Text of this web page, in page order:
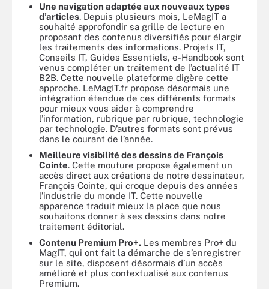
Une navigation adaptée aux nouveaux types
d’articles. Depuis plusieurs mois, LeMagIT a
souhaité approfondir sa grille de lecture en
proposant des contenus diversifiés pour élargir
les traitements des informations. Projets IT,
Conseils IT, Guides Essentiels, e-Handbook sont
venus compléter un traitement de l’actualité IT
B2B. Cette nouvelle plateforme digère cette
approche. LeMagIT.fr propose désormais une
intégration étendue de ces différents formats
pour mieux vous aider à comprendre
l’information, rubrique par rubrique, technologie
par technologie. D’autres formats sont prévus
dans le courant de l’année.
Meilleure visibilité des dessins de François
Cointe. Cette mouture propose également un
accès direct aux créations de notre dessinateur,
François Cointe, qui croque depuis des années
l’industrie du monde IT. Cette nouvelle
apparence traduit mieux la place que nous
souhaitons donner à ses dessins dans notre
traitement éditorial.
Contenu Premium Pro+. Les membres Pro+ du
MagIT, qui ont fait la démarche de s’enregistrer
sur le site, disposent désormais d’un accès
amélioré et plus contextualisé aux contenus
Premium.